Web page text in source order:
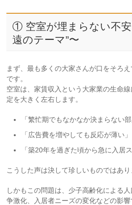
① 空室が埋まらない不安
遠のテーマ”〜
まず、最も多くの大家さんが口をそろえ
です。
空室は、家賃収入という大家業の生命
定を大きく左右します。
「繁忙期でもなかなか決まらない部
「広告費を増やしても反応が薄い」
「築20年を過ぎた頃から急に入居
こうした声は決して珍しいものではあり
しかもこの問題は、少子高齢化による
争激化、入居者ニーズの変化などの影